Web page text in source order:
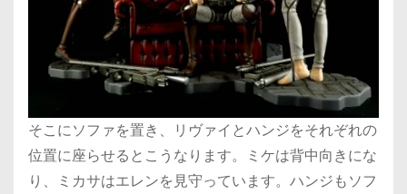
そこにソファを置き、リヴァイとハンジをそれぞれの
位置に座らせるとこうなります。ミケは背中向きにな
り、ミカサはエレンを見守っています。ハンジもソフ